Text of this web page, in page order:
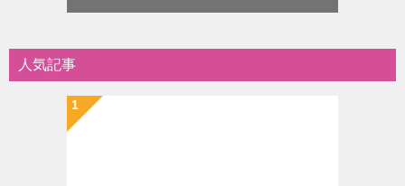
人気記事